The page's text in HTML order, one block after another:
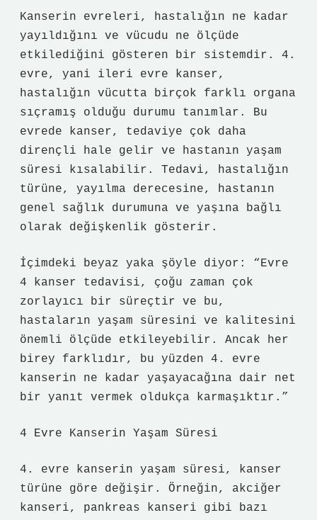
Kanserin evreleri, hastalığın ne kadar
yayıldığını ve vücudu ne ölçüde
etkilediğini gösteren bir sistemdir. 4.
evre, yani ileri evre kanser,
hastalığın vücutta birçok farklı organa
sıçramış olduğu durumu tanımlar. Bu
evrede kanser, tedaviye çok daha
dirençli hale gelir ve hastanın yaşam
süresi kısalabilir. Tedavi, hastalığın
türüne, yayılma derecesine, hastanın
genel sağlık durumuna ve yaşına bağlı
olarak değişkenlik gösterir.
İçimdeki beyaz yaka şöyle diyor: “Evre
4 kanser tedavisi, çoğu zaman çok
zorlayıcı bir süreçtir ve bu,
hastaların yaşam süresini ve kalitesini
önemli ölçüde etkileyebilir. Ancak her
birey farklıdır, bu yüzden 4. evre
kanserin ne kadar yaşayacağına dair net
bir yanıt vermek oldukça karmaşıktır.”
4 Evre Kanserin Yaşam Süresi
4. evre kanserin yaşam süresi, kanser
türüne göre değişir. Örneğin, akciğer
kanseri, pankreas kanseri gibi bazı